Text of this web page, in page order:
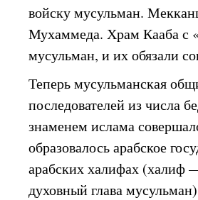
войску мусульман.
Мухаммеда. Храм Кааба с
мусульман, и их обязали
Теперь мусульманская
последователей из числа
знаменем ислама
образовалось арабское
арабских халифах (халиф
духовный глава